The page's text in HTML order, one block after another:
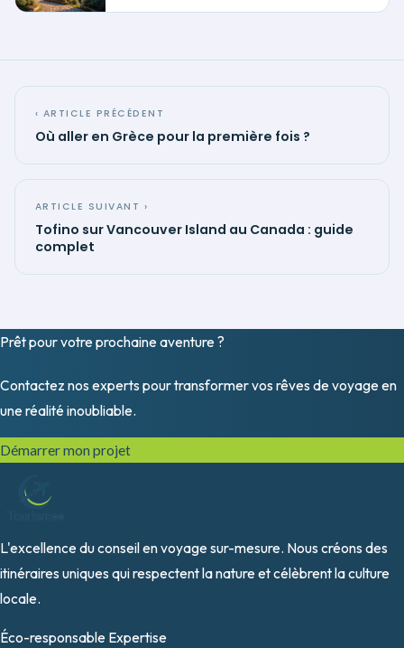
‹ ARTICLE PRÉCÉDENT
Où aller en Grèce pour la première fois ?
ARTICLE SUIVANT ›
Tofino sur Vancouver Island au Canada : guide
complet
Prêt pour votre prochaine aventure ?
Contactez nos experts pour transformer vos rêves de voyage en
une réalité inoubliable.
Démarrer mon projet
L'excellence du conseil en voyage sur-mesure. Nous créons des
itinéraires uniques qui respectent la nature et célèbrent la culture
locale.
Éco-responsable Expertise